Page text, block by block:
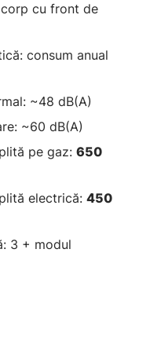
cu front de
consum anual
~48 dB(A)
~60 dB(A)
pe gaz: 650
electrică: 450
3 + modul